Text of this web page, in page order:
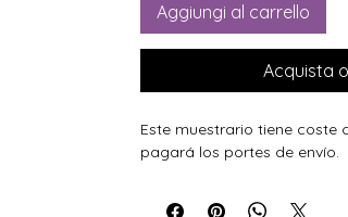
Aggiungi al carrello
Acquista
Este muestrario tiene coste
pagará los portes de envío.